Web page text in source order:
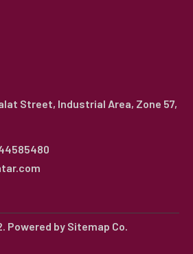
Street, Industrial Area, Zone 57,
Powered by Sitemap Co.